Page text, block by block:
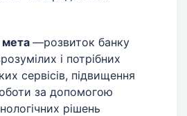
мета —розвиток банку
і потрібних
сервісів, підвищення
за допомогою
рішень